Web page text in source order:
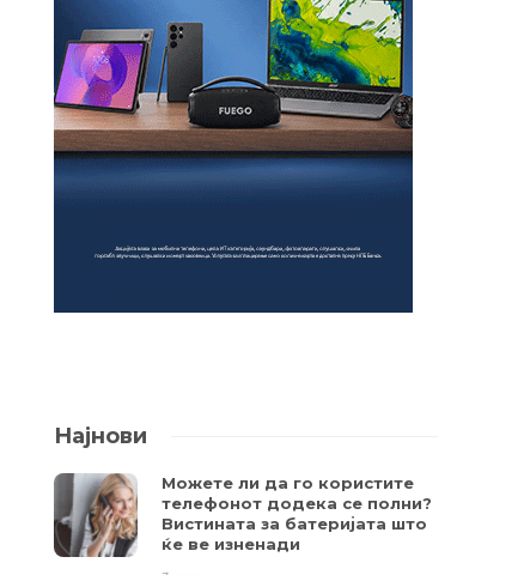
Најнови
Можете ли да го користите
телефонот додека се полни?
Вистината за батеријата што
ќе ве изненади